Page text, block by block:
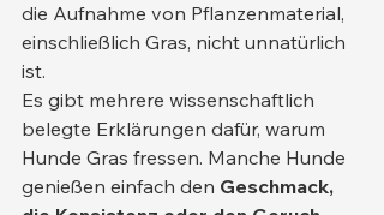
die Aufnahme von Pflanzenmaterial,
einschließlich Gras, nicht unnatürlich
ist.
Es gibt mehrere wissenschaftlich
belegte Erklärungen dafür, warum
Hunde Gras fressen. Manche Hunde
genießen einfach den Geschmack,